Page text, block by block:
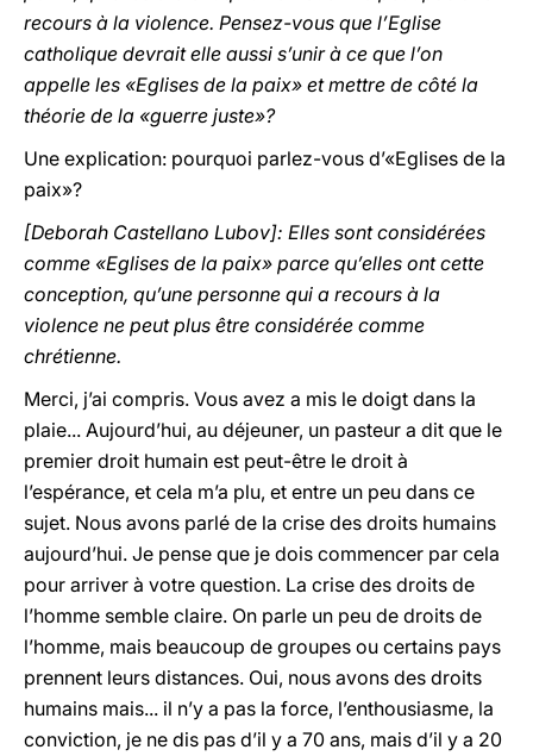
recours à la violence. Pensez-vous que l’Eglise
catholique devrait elle aussi s’unir à ce que l’on
appelle les «Eglises de la paix» et mettre de côté la
théorie de la «guerre juste»?
Une explication: pourquoi parlez-vous d’«Eglises de la
paix»?
[Deborah Castellano Lubov]: Elles sont considérées
comme «Eglises de la paix» parce qu’elles ont cette
conception, qu’une personne qui a recours à la
violence ne peut plus être considérée comme
chrétienne.
Merci, j’ai compris. Vous avez a mis le doigt dans la
plaie... Aujourd’hui, au déjeuner, un pasteur a dit que le
premier droit humain est peut-être le droit à
l’espérance, et cela m’a plu, et entre un peu dans ce
sujet. Nous avons parlé de la crise des droits humains
aujourd’hui. Je pense que je dois commencer par cela
pour arriver à votre question. La crise des droits de
l’homme semble claire. On parle un peu de droits de
l’homme, mais beaucoup de groupes ou certains pays
prennent leurs distances. Oui, nous avons des droits
humains mais... il n’y a pas la force, l’enthousiasme, la
conviction, je ne dis pas d’il y a 70 ans, mais d’il y a 20